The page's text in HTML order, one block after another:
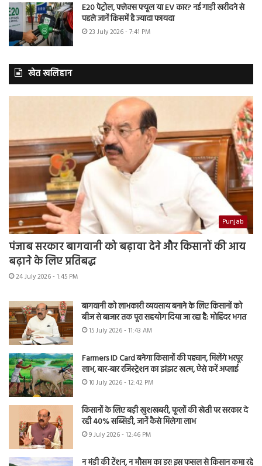
E20 पेट्रोल, फ्लेक्स फ्यूल या EV कार? नई गाड़ी खरीदने से
पहले जानें किसमें है ज्यादा फायदा
23 July 2026 - 7:41 PM
खेत खलिहान
Punjab
पंजाब सरकार बागवानी को बढ़ावा देने और किसानों की आय
बढ़ाने के लिए प्रतिबद्ध
24 July 2026 - 1:45 PM
बागवानी को लाभकारी व्यवसाय बनाने के लिए किसानों को
बीज से बाजार तक पूरा सहयोग दिया जा रहा है: मोहिंदर भगत
15 July 2026 - 11:43 AM
Farmers ID Card बनेगा किसानों की पहचान, मिलेंगे भरपूर
लाभ, बार-बार रजिस्ट्रेशन का झंझट खत्म, ऐसे करें अप्लाई
10 July 2026 - 12:42 PM
किसानों के लिए बड़ी खुशखबरी, फूलों की खेती पर सरकार दे
रही 40% सब्सिडी, जानें कैसे मिलेगा लाभ
9 July 2026 - 12:46 PM
न मंडी की टेंशन, न मौसम का डर! इस फसल से किसान कमा रहे